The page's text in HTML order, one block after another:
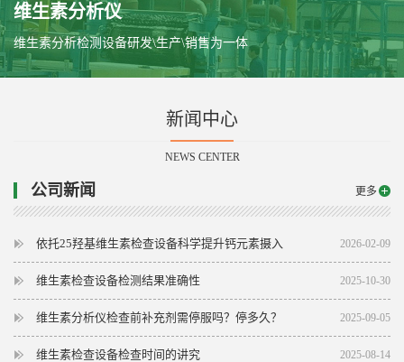
维生素分析仪
维生素分析检测设备研发\生产\销售为一体
新闻中心
NEWS CENTER
更多
公司新闻
2026-02-09
依托25羟基维生素检查设备科学提升钙元素摄入
2025-10-30
维生素检查设备检测结果准确性
2025-09-05
维生素分析仪检查前补充剂需停服吗？停多久？
2025-08-14
维生素检查设备检查时间的讲究